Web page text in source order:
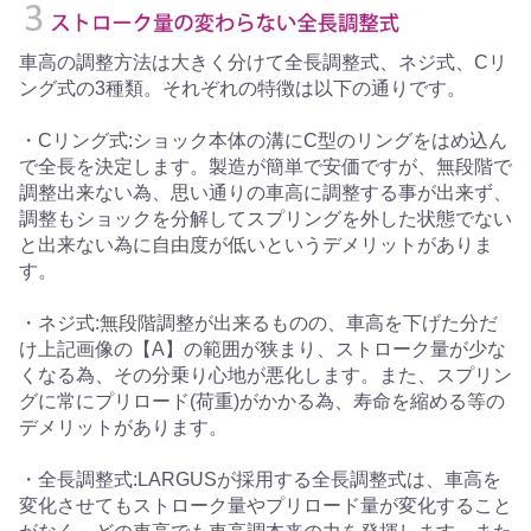
車高の調整方法は大きく分けて全長調整式、ネジ式、Cリ
ング式の3種類。それぞれの特徴は以下の通りです。
・Cリング式:ショック本体の溝にC型のリングをはめ込ん
で全長を決定します。製造が簡単で安価ですが、無段階で
調整出来ない為、思い通りの車高に調整する事が出来ず、
調整もショックを分解してスプリングを外した状態でない
と出来ない為に自由度が低いというデメリットがありま
す。
・ネジ式:無段階調整が出来るものの、車高を下げた分だ
け上記画像の【A】の範囲が狭まり、ストローク量が少な
くなる為、その分乗り心地が悪化します。また、スプリン
グに常にプリロード(荷重)がかかる為、寿命を縮める等の
デメリットがあります。
・全長調整式:LARGUSが採用する全長調整式は、車高を
変化させてもストローク量やプリロード量が変化すること